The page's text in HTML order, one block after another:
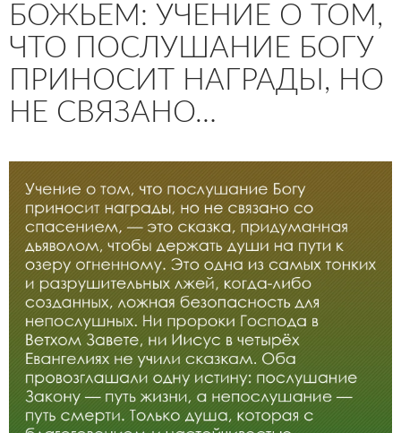
БОЖЬЕМ: УЧЕНИЕ О ТОМ,
ЧТО ПОСЛУШАНИЕ БОГУ
ПРИНОСИТ НАГРАДЫ, НО
НЕ СВЯЗАНО…